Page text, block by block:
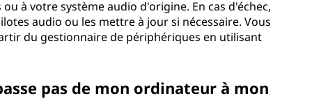
à votre système audio d'origine. En cas d'échec,
audio ou les mettre à jour si nécessaire. Vous
du gestionnaire de périphériques en utilisant
pas de mon ordinateur à mon